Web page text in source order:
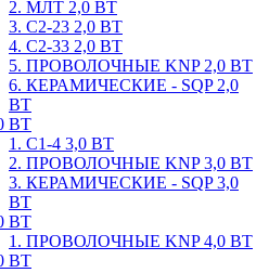
2. МЛТ 2,0 ВТ
3. С2-23 2,0 ВТ
4. С2-33 2,0 ВТ
5. ПРОВОЛОЧНЫЕ KNP 2,0 ВТ
6. КЕРАМИЧЕСКИЕ - SQP 2,0
ВТ
ВТ
1. С1-4 3,0 ВТ
2. ПРОВОЛОЧНЫЕ KNP 3,0 ВТ
3. КЕРАМИЧЕСКИЕ - SQP 3,0
ВТ
ВТ
1. ПРОВОЛОЧНЫЕ KNP 4,0 ВТ
ВТ